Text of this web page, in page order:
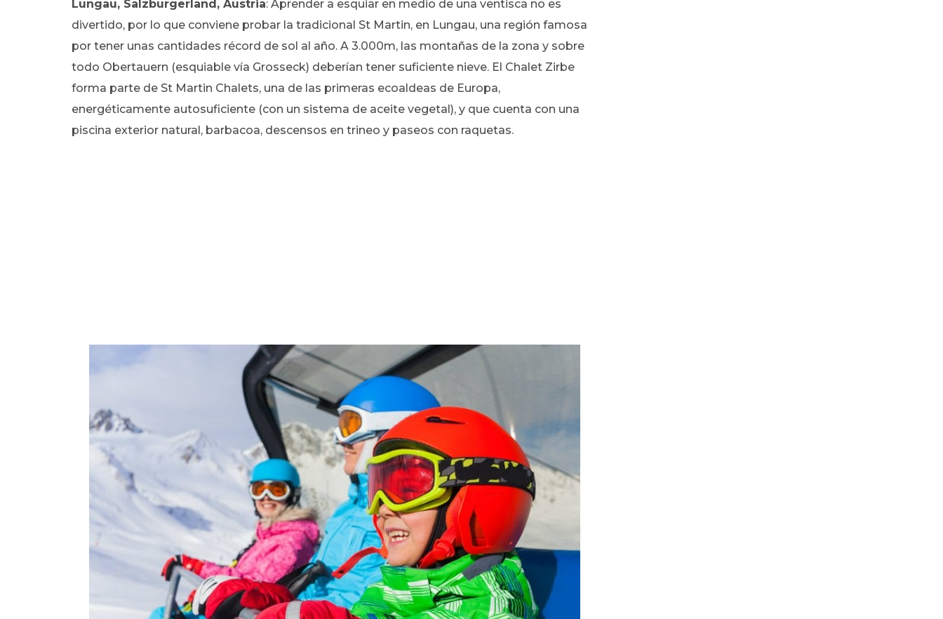
Lungau, Salzburgerland, Austria: Aprender a esquiar en medio de una ventisca no es
divertido, por lo que conviene probar la tradicional St Martin, en Lungau, una región famosa
por tener unas cantidades récord de sol al año. A 3.000m, las montañas de la zona y sobre
todo Obertauern (esquiable vía Grosseck) deberían tener suficiente nieve. El Chalet Zirbe
forma parte de St Martin Chalets, una de las primeras ecoaldeas de Europa,
energéticamente autosuficiente (con un sistema de aceite vegetal), y que cuenta con una
piscina exterior natural, barbacoa, descensos en trineo y paseos con raquetas.